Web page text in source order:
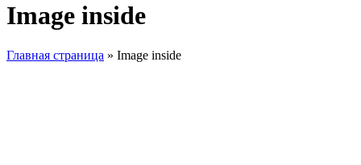
Image inside
Главная страница » Image inside